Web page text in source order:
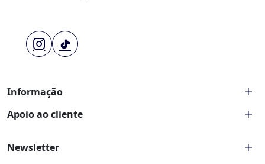
Informação
Sobre nós
Consultora Elite
Apoio ao cliente
Política de privacidade
Newsletter